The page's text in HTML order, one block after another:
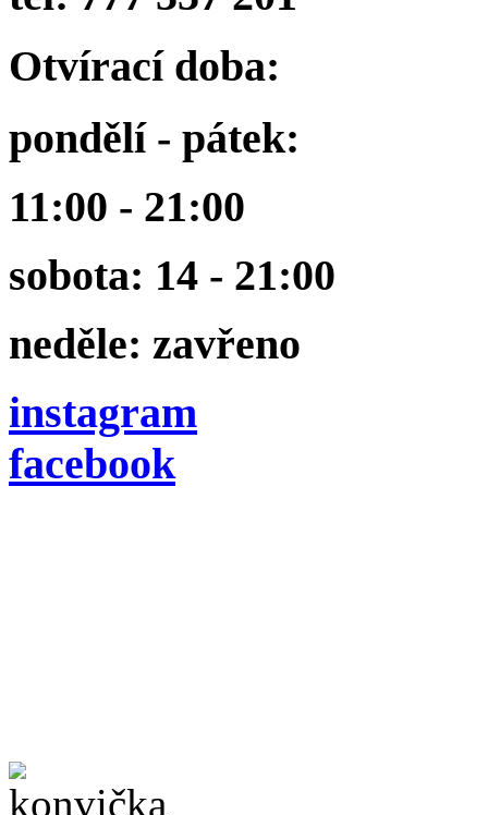
Otvírací doba:
pondělí - pátek:
11:00 - 21:00
sobota: 14 - 21:00
neděle: zavřeno
instagram
facebook